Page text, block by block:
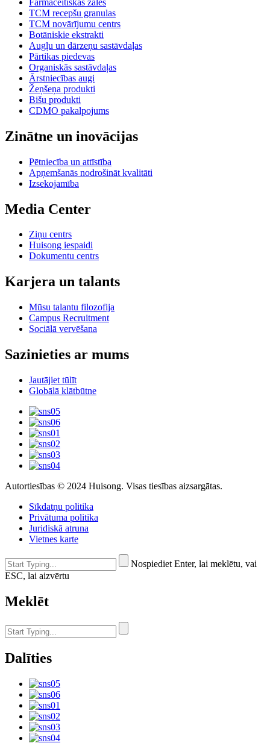
TCM recepšu granulas
TCM novārījumu centrs
Botāniskie ekstrakti
Augļu un dārzeņu sastāvdaļas
Pārtikas piedevas
Organiskās sastāvdaļas
Ārstniecības augi
Žeņšeņa produkti
Bišu produkti
CDMO pakalpojums
Zinātne un inovācijas
Pētniecība un attīstība
Apņemšanās nodrošināt kvalitāti
Izsekojamība
Media Center
Ziņu centrs
Huisong iespaidi
Dokumentu centrs
Karjera un talants
Mūsu talantu filozofija
Campus Recruitment
Sociālā vervēšana
Sazinieties ar mums
Jautājiet tūlīt
Globālā klātbūtne
Autortiesības © 2024 Huisong. Visas tiesības aizsargātas.
Sīkdatņu politika
Privātuma politika
Juridiskā atruna
Vietnes karte
Nospiediet Enter, lai meklētu, vai
ESC, lai aizvērtu
Meklēt
Dalīties